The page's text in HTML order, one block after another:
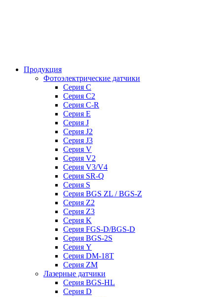
Продукция
Фотоэлектрические датчики
Серия C
Серия C2
Серия C-R
Серия E
Серия J
Серия J2
Серия J3
Серия V
Серия V2
Серия V3/V4
Серия SR-Q
Серия S
Серия BGS ZL / BGS-Z
Серия Z2
Серия Z3
Серия K
Серия FGS-D/BGS-D
Серия BGS-2S
Серия Y
Серия DM-18T
Серия ZM
Лазерные датчики
Серия BGS-HL
Серия D